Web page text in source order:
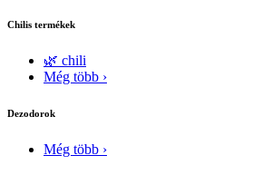
Chilis termékek
🌿 chili
Még több ›
Dezodorok
Még több ›